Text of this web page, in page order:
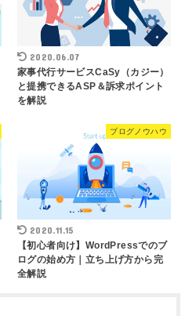
2020.06.07
家事代行サービスCaSy（カジー）
と提携できるASP＆訴求ポイント
を解説
ブログノウハウ
2020.11.15
【初心者向け】WordPressでのブ
ログの始め方｜立ち上げ方から完
全解説